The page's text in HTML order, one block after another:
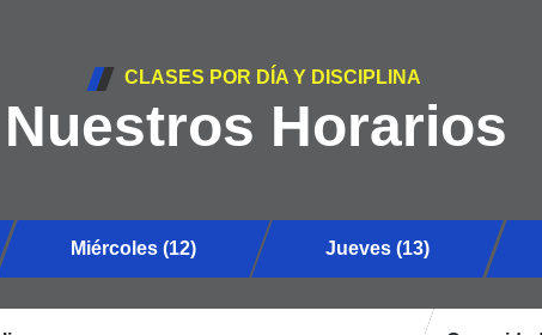
CLASES POR DÍA Y DISCIPLINA
Nuestros Horarios
Miércoles (12) Jueves (13)